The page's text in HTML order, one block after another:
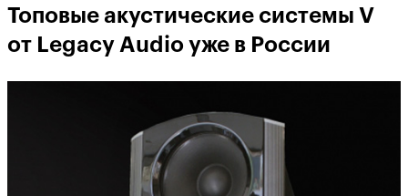
Топовые акустические системы V
от Legacy Audio уже в России